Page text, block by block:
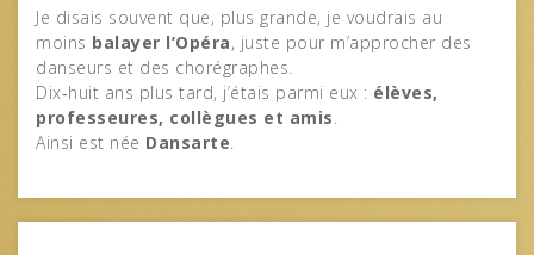
Je disais souvent que, plus grande, je voudrais au
moins balayer l’Opéra, juste pour m’approcher des
danseurs et des chorégraphes.
Dix‑huit ans plus tard, j’étais parmi eux : élèves,
professeures, collègues et amis.
Ainsi est née Dansarte.